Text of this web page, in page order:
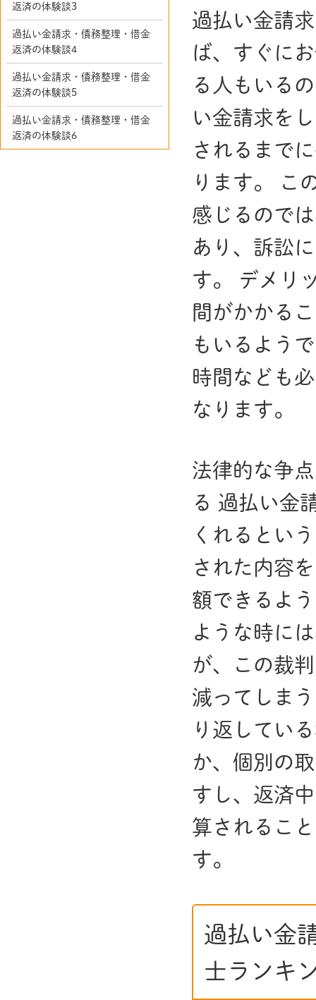
過払い金請
ば、すぐに
る人もいる
い金請求を
されるまで
ります。 こ
感じるので
あり、訴訟
す。 デメリ
間がかかる
もいるよう
時間なども
なります。
法律的な争
る 過払い金
くれるとい
された内容
額できるよ
ような時に
が、この裁
減ってしま
り返してい
か、個別の
すし、返済
算されるこ
す。
過払い金
士ランキ
返済の体験談3
過払い金請求・債務整理・借金
返済の体験談4
過払い金請求・債務整理・借金
返済の体験談5
過払い金請求・債務整理・借金
返済の体験談6